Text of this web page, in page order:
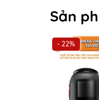
Sản
- 22%